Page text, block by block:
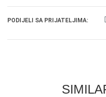
PODIJELI SA PRIJATELJIMA: